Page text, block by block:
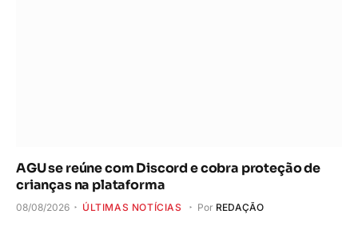
AGU se reúne com Discord e cobra proteção de
crianças na plataforma
08/08/2026 ÚLTIMAS NOTÍCIAS Por REDAÇÃO